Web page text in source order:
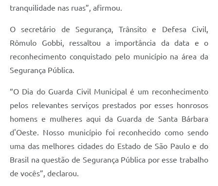
tranquilidade nas ruas”, afirmou.
O secretário de Segurança, Trânsito e Defesa Civil,
Rômulo Gobbi, ressaltou a importância da data e o
reconhecimento conquistado pelo município na área da
Segurança Pública.
“O Dia do Guarda Civil Municipal é um reconhecimento
pelos relevantes serviços prestados por esses honrosos
homens e mulheres aqui da Guarda de Santa Bárbara
d'Oeste. Nosso município foi reconhecido como sendo
uma das melhores cidades do Estado de São Paulo e do
Brasil na questão de Segurança Pública por esse trabalho
de vocês”, declarou.